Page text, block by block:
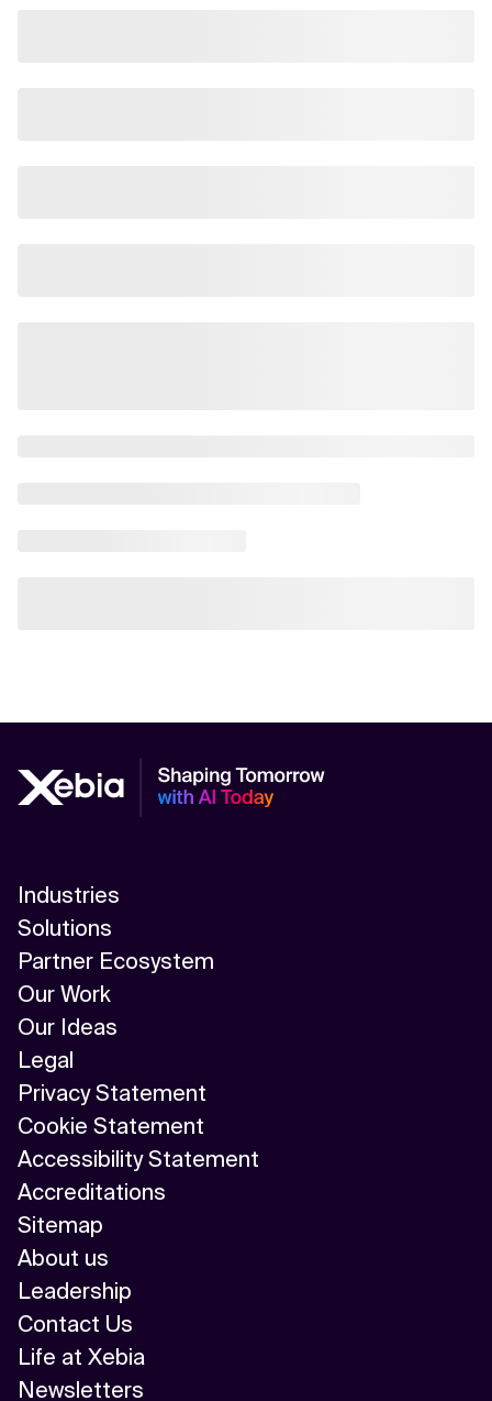
Industries
Solutions
Partner Ecosystem
Our Work
Our Ideas
Legal
Privacy Statement
Cookie Statement
Accessibility Statement
Accreditations
Sitemap
About us
Leadership
Contact Us
Life at Xebia
Newsletters